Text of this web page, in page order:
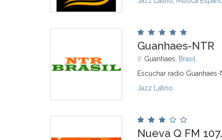
Guanhaes-NTR
Guanhaes,
Brasil
Escuchar radio
Jazz Latino
Nueva Q FM